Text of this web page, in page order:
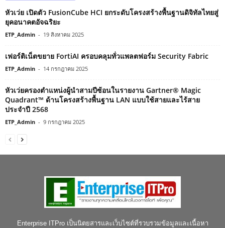
หัวเว่ย เปิดตัว FusionCube HCI ยกระดับโครงสร้างพื้นฐานดิจิทัลไทยสู่
ยุคอนาคตอัจฉริยะ
ETP_Admin - 19 สิงหาคม 2025
เฟอร์ติเน็ตขยาย FortiAI ครอบคลุมทั่วแพลตฟอร์ม Security Fabric
ETP_Admin - 14 กรกฎาคม 2025
หัวเว่ยครองตำแหน่งผู้นำสามปีซ้อนในรายงาน Gartner® Magic
Quadrant™ ด้านโครงสร้างพื้นฐาน LAN แบบใช้สายและไร้สาย
ประจำปี 2568
ETP_Admin - 9 กรกฎาคม 2025
Enterprise ITPro เป็นนิตยสารและเว็บไซต์ที่รวบรวมข้อมูลและเนื้อหา